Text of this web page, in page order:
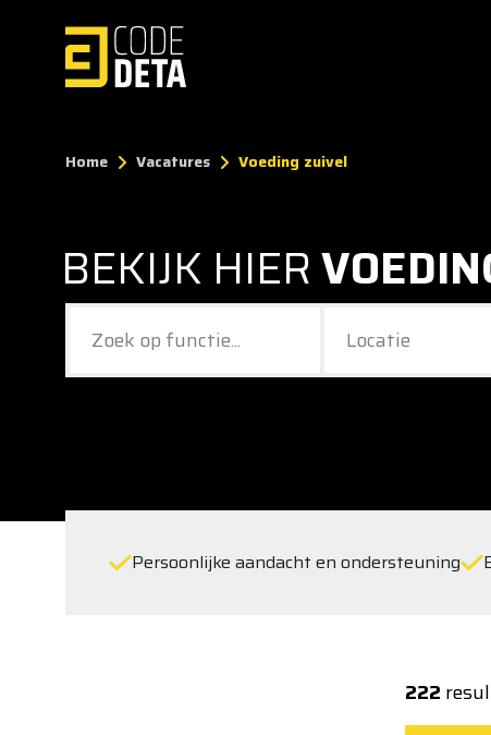
Home Vacatures Voeding zuivel
BEKIJK HIER
Persoonlijke aandacht en ondersteuning
222